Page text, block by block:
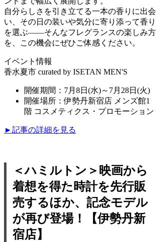
自分らしさを引き立てる一本の香りに出会
い、その日の装いや気分に寄り添って香り
を選ぶ——そんなフレグランスの楽しみ方
を、この機会にぜひご体感ください。
イベント情報
香水夏市 curated by ISETAN MEN'S
開催期間：7月8日(水)～7月28日(火)
開催場所：伊勢丹新宿店 メンズ館1
階 コスメティクス・プロモーション
►記事の詳細を見る
＜ハミルトン＞映画から
着想を得た時計を先行販
売するほか、記念モデル
が再び登場！【伊勢丹新
宿店】